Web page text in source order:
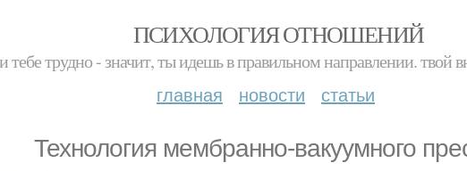
ПСИХОЛОГИЯ ОТНОШЕНИЙ
тебе трудно - значит, ты идешь в правильном направлении. твой
главная новости статьи
Технология мембранно-вакуумного